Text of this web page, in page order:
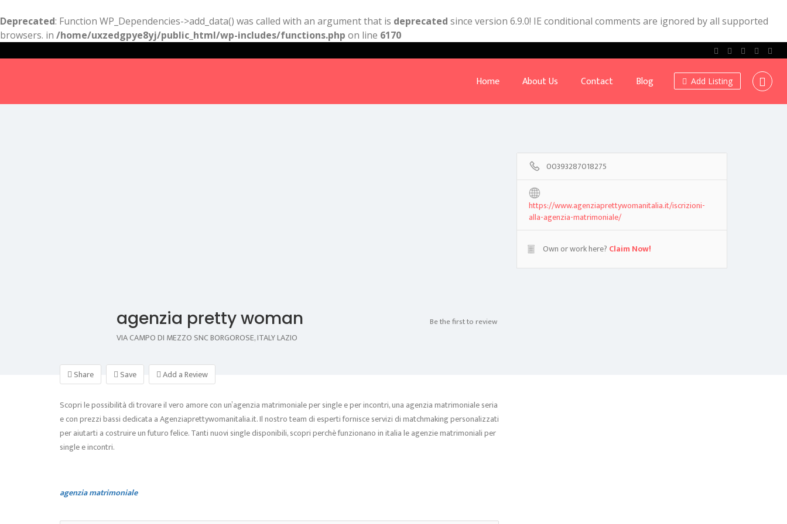
Deprecated: Function WP_Dependencies->add_data() was called with an argument that is deprecated since version 6.9.0! IE conditional comments are ignored by all supported
browsers. in /home/uxzedgpye8yj/public_html/wp-includes/functions.php on line 6170
Add Listing
Home About Us Contact Blog
agenzia pretty woman
VIA CAMPO DI MEZZO SNC BORGOROSE, ITALY LAZIO
Be the first to review
Share Save Add a Review
Scopri le possibilità di trovare il vero amore con un’agenzia matrimoniale per single e per incontri, una agenzia matrimoniale seria
e con prezzi bassi dedicata a Agenziaprettywomanitalia.it. Il nostro team di esperti fornisce servizi di matchmaking personalizzati
per aiutarti a costruire un futuro felice. Tanti nuovi single disponibili, scopri perchè funzionano in italia le agenzie matrimoniali per
single e incontri.
agenzia matrimoniale
00393287018275
https://www.agenziaprettywomanitalia.it/iscrizioni-
alla-agenzia-matrimoniale/
Own or work here? Claim Now!